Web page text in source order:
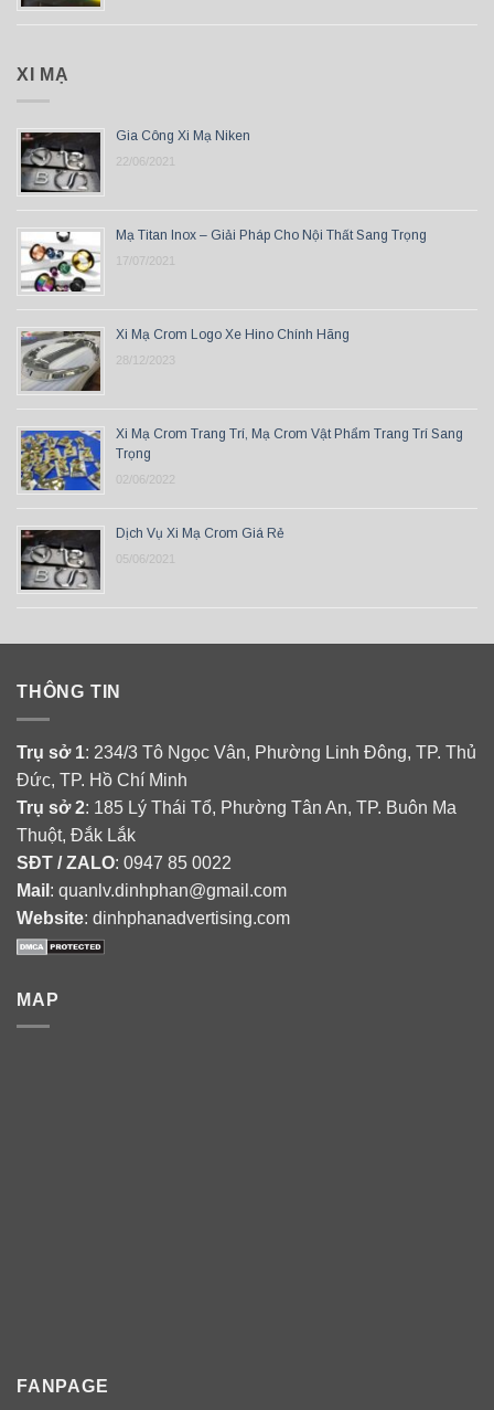
XI MẠ
Gia Công Xi Mạ Niken
22/06/2021
Mạ Titan Inox – Giải Pháp Cho Nội Thất Sang Trọng
17/07/2021
Xi Mạ Crom Logo Xe Hino Chính Hãng
28/12/2023
Xi Mạ Crom Trang Trí, Mạ Crom Vật Phẩm Trang Trí Sang
Trọng
02/06/2022
Dịch Vụ Xi Mạ Crom Giá Rẻ
05/06/2021
THÔNG TIN
Trụ sở 1: 234/3 Tô Ngọc Vân, Phường Linh Đông, TP. Thủ
Đức, TP. Hồ Chí Minh
Trụ sở 2: 185 Lý Thái Tổ, Phường Tân An, TP. Buôn Ma
Thuột, Đắk Lắk
SĐT / ZALO: 0947 85 0022
Mail : quanlv.dinhphan@gmail.com
Website: dinhphanadvertising.com
MAP
FANPAGE